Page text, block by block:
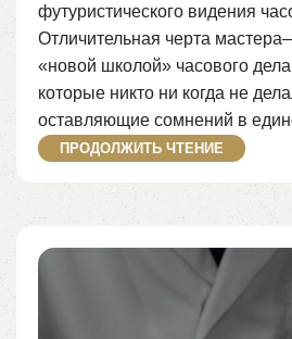
футуристического видения
Отличительная черта
«новой школой» часового
которые никто ни когда не
оставляющие сомнений в
ПРОДОЛЖИТЬ ЧТЕНИЕ